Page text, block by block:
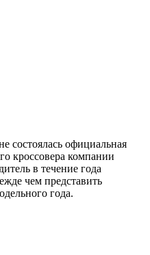
состоялась официальная
кроссовера компании
в течение года
чем представить
года.